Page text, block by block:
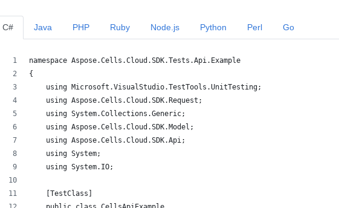
C#
namespace Aspose.Cells.Cloud.SDK.Tests.Api.Example
{
    using Microsoft.VisualStudio.TestTools.UnitTesting;
    using Aspose.Cells.Cloud.SDK.Request;
    using System.Collections.Generic;
    using Aspose.Cells.Cloud.SDK.Model;
    using Aspose.Cells.Cloud.SDK.Api;
    using System;
    using System.IO;
    [TestClass]
Java PHP Ruby Node.js Python Perl Go